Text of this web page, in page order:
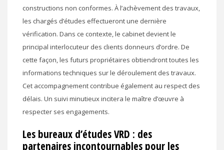
constructions non conformes. À l’achèvement des travaux,
les chargés d’études effectueront une dernière
vérification. Dans ce contexte, le cabinet devient le
principal interlocuteur des clients donneurs d’ordre. De
cette façon, les futurs propriétaires obtiendront toutes les
informations techniques sur le déroulement des travaux.
Cet accompagnement contribue également au respect des
délais. Un suivi minutieux incitera le maître d’œuvre à
respecter ses engagements.
Les bureaux d’études VRD : des
partenaires incontournables pour les